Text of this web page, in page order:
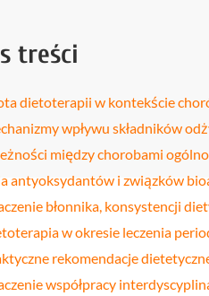
treści
dietoterapii w kontekście
wpływu składników
między chorobami
antyoksydantów i związków
błonnika, konsystencji
w okresie leczenia
rekomendacje
współpracy